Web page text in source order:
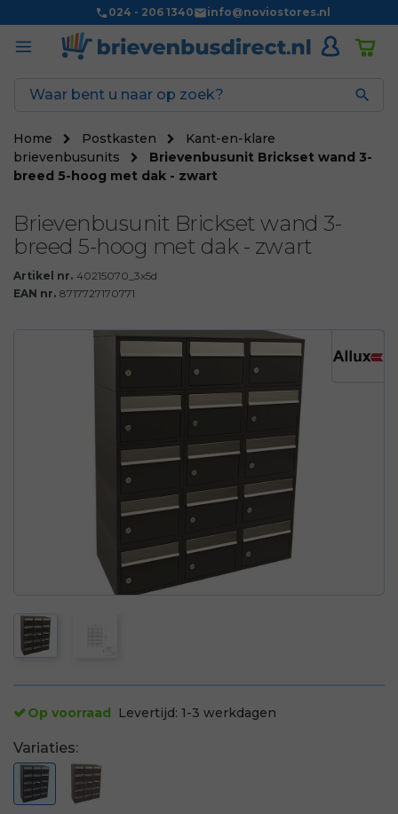
024 - 206 1340 info@noviostores.nl

Home Postkasten
Kant-en-klare
brievenbusunits
Brievenbusunit Brickset wand 3-
breed 5-hoog met dak - zwart
Brievenbusunit Brickset wand 3-
breed 5-hoog met dak - zwart
Artikel nr. 40215070_3x5d
EAN nr. 8717727170771
Op voorraad Levertijd: 1-3 werkdagen
Variaties: